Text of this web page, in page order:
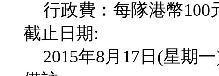
行政費︰每隊港幣100
截止日期:
2015年8月17日(星期